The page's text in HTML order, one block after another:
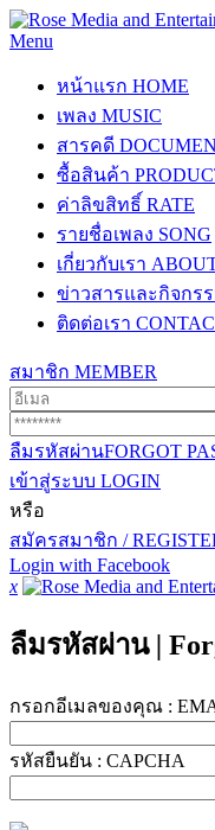
Menu
หน้าแรก HOME
เพลง MUSIC
สารคดี
ซื้อสินค้า
ค่าลิขสิทธิ์ RATE
รายชื่อเพลง SONG
เกี่ยวกับเรา
ข่าวสารและกิจกร
ติดต่อเรา
สมาชิก MEMBER
ลืมรหัสผ่านFORGOT
เข้าสู่ระบบ LOGIN
หรือ
สมัครสมาชิก /
Login with Facebook
x
ลืมรหัสผ่าน |
กรอกอีเมลของคุณ :
รหัสยืนยัน : CAPCHA